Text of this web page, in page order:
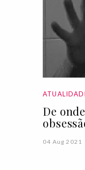
De
04 Aug 2021